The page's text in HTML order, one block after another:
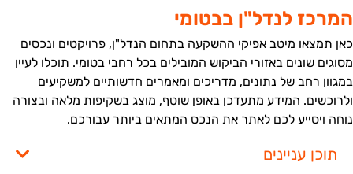
לנדל"ן בבטומי
תמצאו מיטב אפיקי ההשקעה בתחום הנדל"ן, פרויקטים ונכסים
שונים באזורי הביקוש המובילים בכל רחבי בטומי. תוכלו לעיין
רחב של נתונים, מדריכים ומאמרים חדשותיים למשקיעים
המידע מתעדכן באופן שוטף, מוצג בשקיפות מלאה ובצורה
ויסייע לכם לאתר את הנכס המתאים ביותר עבורכם.
תוכן עניינים